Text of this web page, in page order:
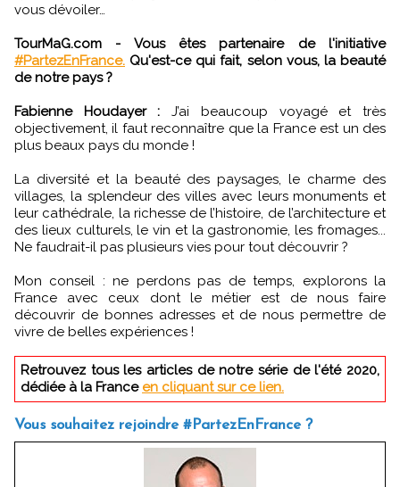
vous dévoiler…
TourMaG.com - Vous êtes partenaire de l'initiative
#PartezEnFrance. Qu'est-ce qui fait, selon vous, la beauté
de notre pays ?
Fabienne Houdayer : J’ai beaucoup voyagé et très
objectivement, il faut reconnaître que la France est un des
plus beaux pays du monde !
La diversité et la beauté des paysages, le charme des
villages, la splendeur des villes avec leurs monuments et
leur cathédrale, la richesse de l’histoire, de l’architecture et
des lieux culturels, le vin et la gastronomie, les fromages...
Ne faudrait-il pas plusieurs vies pour tout découvrir ?
Mon conseil : ne perdons pas de temps, explorons la
France avec ceux dont le métier est de nous faire
découvrir de bonnes adresses et de nous permettre de
vivre de belles expériences !
Retrouvez tous les articles de notre série de l'été 2020,
dédiée à la France en cliquant sur ce lien.
Vous souhaitez rejoindre #PartezEnFrance ?